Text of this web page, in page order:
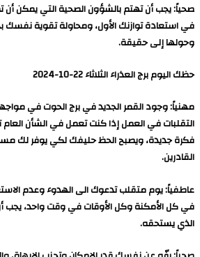
صحياً: يجب أن تهتم بالشؤون الصحية التي يمكن
في استعادة توازنك الأول، ومحاولة تقوية نفسك
وحولها إلى حقيقة.
حظك اليوم برج العذراء الثلاثاء 22-10-2024
مهنياً: وجود القمر الجديد في برج الحوت في
التقلبات في العمل إذا كنت تعمل في الشأن
فكرة جديدة، ويصبح الحظ حليفك لكي يوفر لك
القادرين.
عاطفياً: يوم متقلب تدعوك الى الهدوء وعدم
في كل الأمكنة وكل الأوقات في وقت واحد،
الذي يستحقه.